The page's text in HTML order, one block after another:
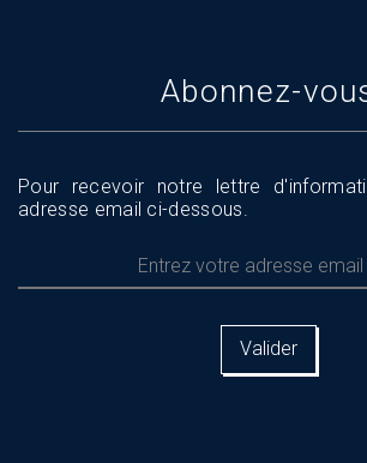
Abonnez-
Pour recevoir notre lettre
adresse email ci-dessous.
votre
ici